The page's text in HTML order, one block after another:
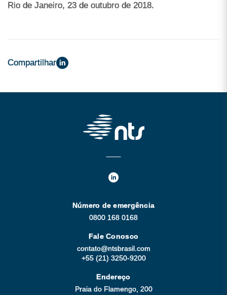
Rio de Janeiro, 23 de outubro de 2018.
Compartilhar
Número de emergência
0800 168 0168
Fale Conosco
contato@ntsbrasil.com
+55 (21) 3250-9200
Endereço
Praia do Flamengo, 200